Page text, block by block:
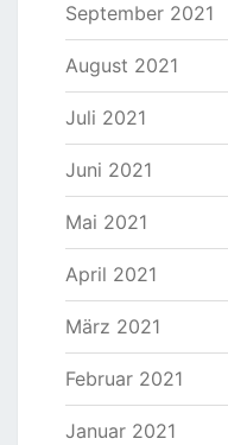
September 2021
August 2021
Juli 2021
Juni 2021
Mai 2021
April 2021
März 2021
Februar 2021
Januar 2021